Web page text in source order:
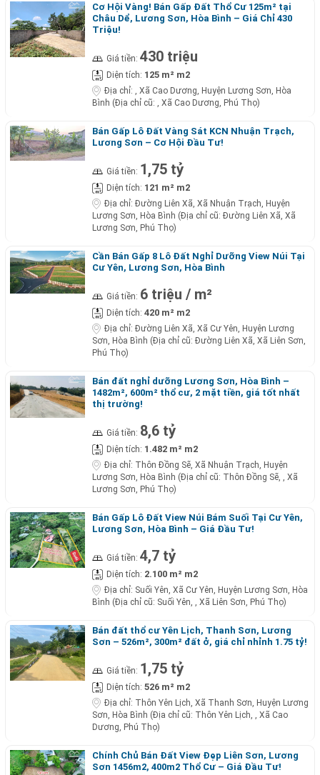
Cơ Hội Vàng! Bán Gấp Đất Thổ Cư 125m² tại
Châu Dể, Lương Sơn, Hòa Bình – Giá Chỉ 430
Triệu!
Giá tiền: 430 triệu
Diện tích: 125 m² m2
Địa chỉ:
, Xã Cao Dương, Huyện Lương Sơn, Hòa
Bình (Địa chỉ cũ: , Xã Cao Dương, Phú Thọ)
Bán Gấp Lô Đất Vàng Sát KCN Nhuận Trạch,
Lương Sơn – Cơ Hội Đầu Tư!
Giá tiền: 1,75 tỷ
Diện tích: 121 m² m2
Địa chỉ: Đường Liên Xã, Xã Nhuận Trạch, Huyện
Lương Sơn, Hòa Bình (Địa chỉ cũ: Đường Liên Xã, Xã
Lương Sơn, Phú Thọ)
Cần Bán Gấp 8 Lô Đất Nghỉ Dưỡng View Núi Tại
Cư Yên, Lương Sơn, Hòa Bình
Giá tiền: 6 triệu / m²
Diện tích: 420 m² m2
Địa chỉ: Đường Liên Xã, Xã Cư Yên, Huyện Lương
Sơn, Hòa Bình (Địa chỉ cũ: Đường Liên Xã, Xã Liên Sơn,
Phú Thọ)
Bán đất nghỉ dưỡng Lương Sơn, Hòa Bình –
1482m², 600m² thổ cư, 2 mặt tiền, giá tốt nhất
thị trường!
Giá tiền: 8,6 tỷ
Diện tích: 1.482 m² m2
Địa chỉ: Thôn Đồng Sẽ, Xã Nhuận Trạch, Huyện
Lương Sơn, Hòa Bình (Địa chỉ cũ: Thôn Đồng Sẽ, , Xã
Lương Sơn, Phú Thọ)
Bán Gấp Lô Đất View Núi Bám Suối Tại Cư Yên,
Lương Sơn, Hòa Bình – Giá Đầu Tư!
Giá tiền: 4,7 tỷ
Diện tích: 2.100 m² m2
Địa chỉ: Suối Yên, Xã Cư Yên, Huyện Lương Sơn, Hòa
Bình (Địa chỉ cũ: Suối Yên, , Xã Liên Sơn, Phú Thọ)
Bán đất thổ cư Yên Lịch, Thanh Sơn, Lương
Sơn – 526m², 300m² đất ở, giá chỉ nhỉnh 1.75 tỷ!
Giá tiền: 1,75 tỷ
Diện tích: 526 m² m2
Địa chỉ: Thôn Yên Lịch, Xã Thanh Sơn, Huyện Lương
Sơn, Hòa Bình (Địa chỉ cũ: Thôn Yên Lịch, , Xã Cao
Dương, Phú Thọ)
Chính Chủ Bán Đất View Đẹp Liên Sơn, Lương
Sơn 1456m2, 400m2 Thổ Cư – Giá Đầu Tư!